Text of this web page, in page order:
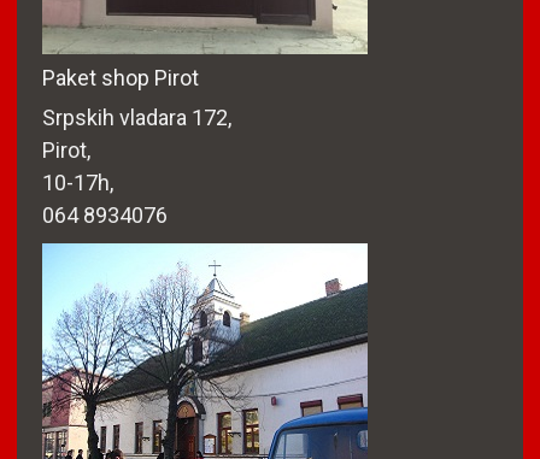
Paket shop Pirot
Srpskih vladara 172,
Pirot,
10-17h,
064 8934076